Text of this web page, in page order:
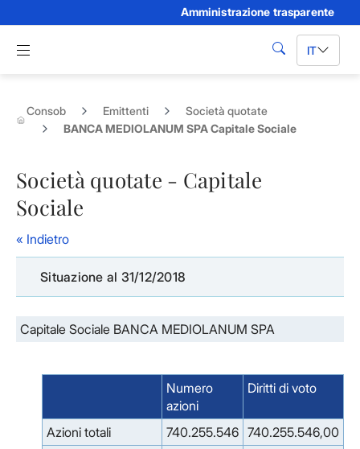
Amministrazione trasparente
Apri menu di navigazione
cerca IT
Consob Emittenti
Società quotate
BANCA MEDIOLANUM SPA Capitale Sociale
Società quotate - Capitale
Sociale
« Indietro
Situazione al 31/12/2018
Capitale Sociale BANCA MEDIOLANUM SPA
Numero
azioni
Diritti di voto
Azioni totali 740.255.546 740.255.546,00